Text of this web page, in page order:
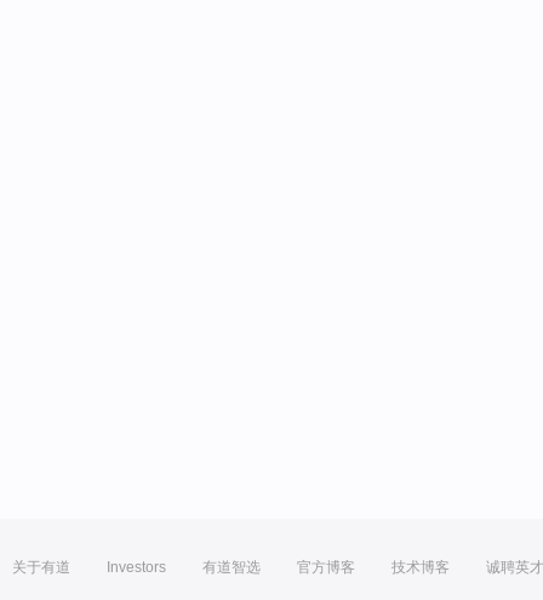
关于有道 Investors 有道智选 官方博客 技术博客 诚聘英才